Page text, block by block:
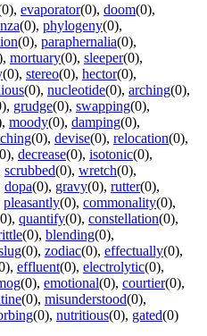
, evaporator(0), doom(0),
(0), phylogeny(0),
(0), paraphernalia(0),
, mortuary(0), sleeper(0),
(0), stereo(0), hector(0),
(0), nucleotide(0), arching(0),
, grudge(0), swapping(0),
, moody(0), damping(0),
(0), devise(0), relocation(0),
, decrease(0), isotonic(0),
scrubbed(0), wretch(0),
dopa(0), gravy(0), rutter(0),
pleasantly(0), commonality(0),
, quantify(0), constellation(0),
(0), blending(0),
(0), zodiac(0), effectually(0),
, effluent(0), electrolytic(0),
(0), emotional(0), courtier(0),
(0), misunderstood(0),
(0), nutritious(0), gated(0)